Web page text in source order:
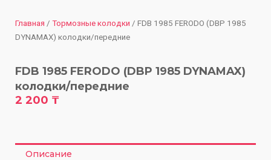
Главная / Тормозные колодки / FDB 1985 FERODO (DBP 1985
DYNAMAX) колодки/передние
FDB 1985 FERODO (DBP 1985 DYNAMAX)
колодки/передние
2 200 ₸
Описание